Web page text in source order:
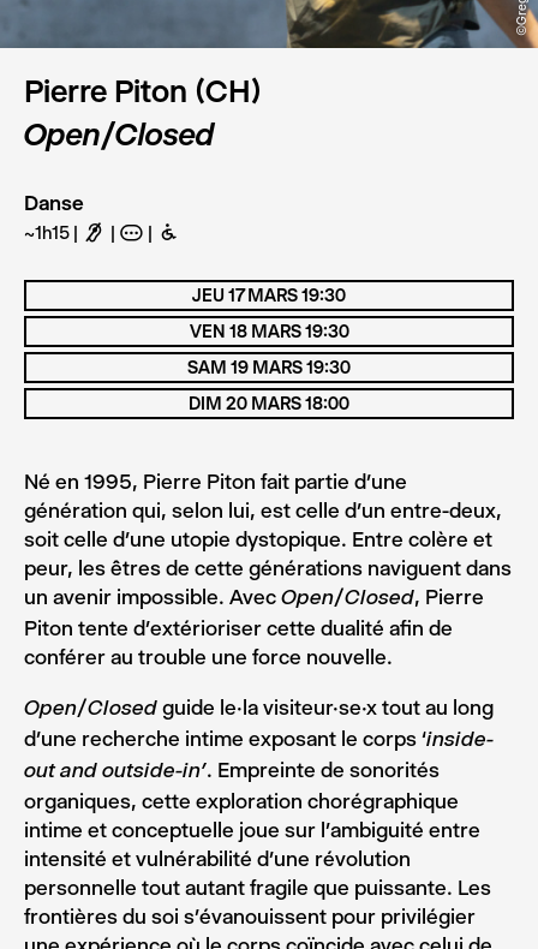
Pierre Piton (CH)
Open/Closed
Danse
~1h15 F A B
Né en 1995, Pierre Piton fait partie d’une
génération qui, selon lui, est celle d’un entre-deux,
soit celle d’une utopie dystopique. Entre colère et
peur, les êtres de cette générations naviguent dans
un avenir impossible. Avec Open/Closed, Pierre
Piton tente d’extérioriser cette dualité afin de
conférer au trouble une force nouvelle.
Open/Closed guide le·la visiteur·se·x tout au long
d’une recherche intime exposant le corps ‘inside-
out and outside-in’. Empreinte de sonorités
organiques, cette exploration chorégraphique
intime et conceptuelle joue sur l’ambiguité entre
intensité et vulnérabilité d’une révolution
personnelle tout autant fragile que puissante. Les
frontières du soi s’évanouissent pour privilégier
JEU 17 MARS 19:30
VEN 18 MARS 19:30
SAM 19 MARS 19:30
DIM 20 MARS 18:00